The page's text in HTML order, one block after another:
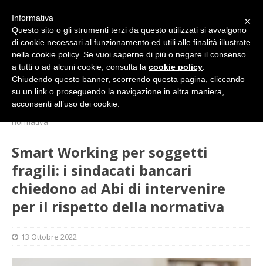
SINDACATO
Smart Working per soggetti fragili: i
sindacati bancari chiedono ad Abi di intervenire per il rispetto della
normativa
Smart Working per soggetti
fragili: i sindacati bancari
chiedono ad Abi di intervenire
per il rispetto della normativa
13 Ottobre 2022
×
Informativa
Questo sito o gli strumenti terzi da questo utilizzati si avvalgono
di cookie necessari al funzionamento ed utili alle finalità illustrate
nella cookie policy. Se vuoi saperne di più o negare il consenso
a tutti o ad alcuni cookie, consulta la cookie policy
Chiudendo questo banner, scorrendo questa pagina, cliccando
su un link o proseguendo la navigazione in altra maniera,
acconsenti all’uso dei cookie.